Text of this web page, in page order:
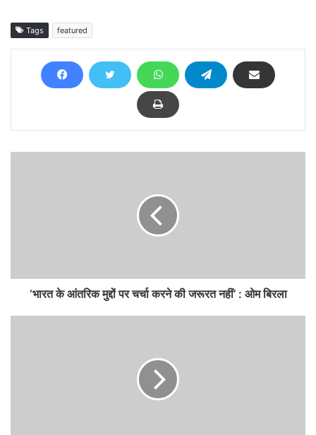
Tags featured
‘भारत के आंतरिक मुद्दों पर चर्चा करने की जरूरत नहीं’ : ओम बिरला